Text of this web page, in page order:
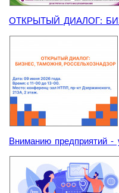
ОТКРЫТЫЙ ДИАЛОГ:
Вниманию предприятий -